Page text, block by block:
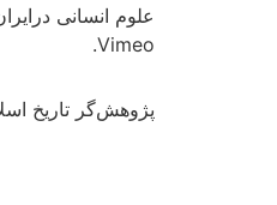
Vimeo.
پژوهش‌گر تاریخ